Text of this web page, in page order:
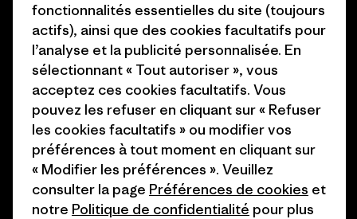
1% For The Planet
Comment nous
finançons
Cartes cadeaux
Nos magasins
Industry program
Programme d’affiliation
Patagonia Luxembourg Plan du
site
fonctionnalités essentielles du site (toujours
actifs), ainsi que des cookies facultatifs pour
l’analyse et la publicité personnalisée. En
sélectionnant « Tout autoriser », vous
acceptez ces cookies facultatifs. Vous
pouvez les refuser en cliquant sur « Refuser
les cookies facultatifs » ou modifier vos
préférences à tout moment en cliquant sur
« Modifier les préférences ». Veuillez
consulter la page Préférences de cookies et
notre Politique de confidentialité pour plus